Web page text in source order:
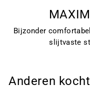
Bijzonder
slijtvaste
Anderen